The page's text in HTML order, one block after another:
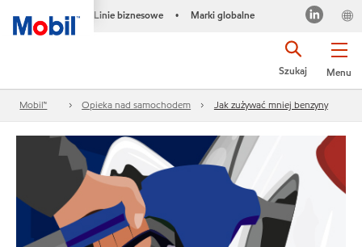
Linie biznesowe • Marki globalne
Menu
Szukaj
Mobil™ Opieka nad samochodem Jak zużywać mniej benzyny